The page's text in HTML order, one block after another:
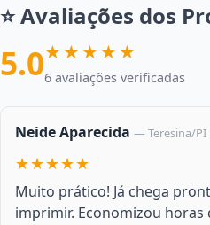
⭐ Avaliações dos
5.0★★★★★
6 avaliações verificadas
Neide Aparecida — Teresina/PI
★★★★★
Muito prático! Já chega
imprimir. Economizou horas